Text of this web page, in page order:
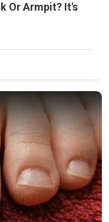
Or Armpit? It's